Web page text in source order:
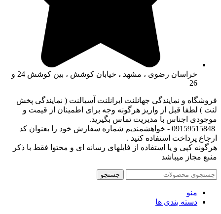
خراسان رضوی ، مشهد ، خیابان کوشش ، بین کوشش 24 و
26
فروشگاه و نمایندگی جهانلنت ایرانلنت آسیالنت ( نمایندگی پخش
لنت ) لطفا قبل از واریز هرگونه وجه برای اطمینان از قیمت و
موجودی اجناس با مدیریت تماس بگیرید.
09159515848 - خواهشمندیم شماره سفارش خود را بعنوان کد
ارجاع پرداخت استفاده کنید .
هرگونه کپی و یا استفاده از فایلهای رسانه ای و محتوا فقط با ذکر
منبع مجاز میباشد
جستجو
منو
دسته بندی ها